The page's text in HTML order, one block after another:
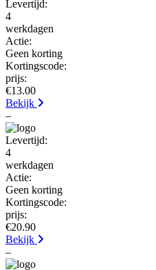
Levertijd:
4
werkdagen
Actie:
Geen korting
Kortingscode:
prijs:
€13.00
Bekijk
–
Levertijd:
4
werkdagen
Actie:
Geen korting
Kortingscode:
prijs:
€20.90
Bekijk
–